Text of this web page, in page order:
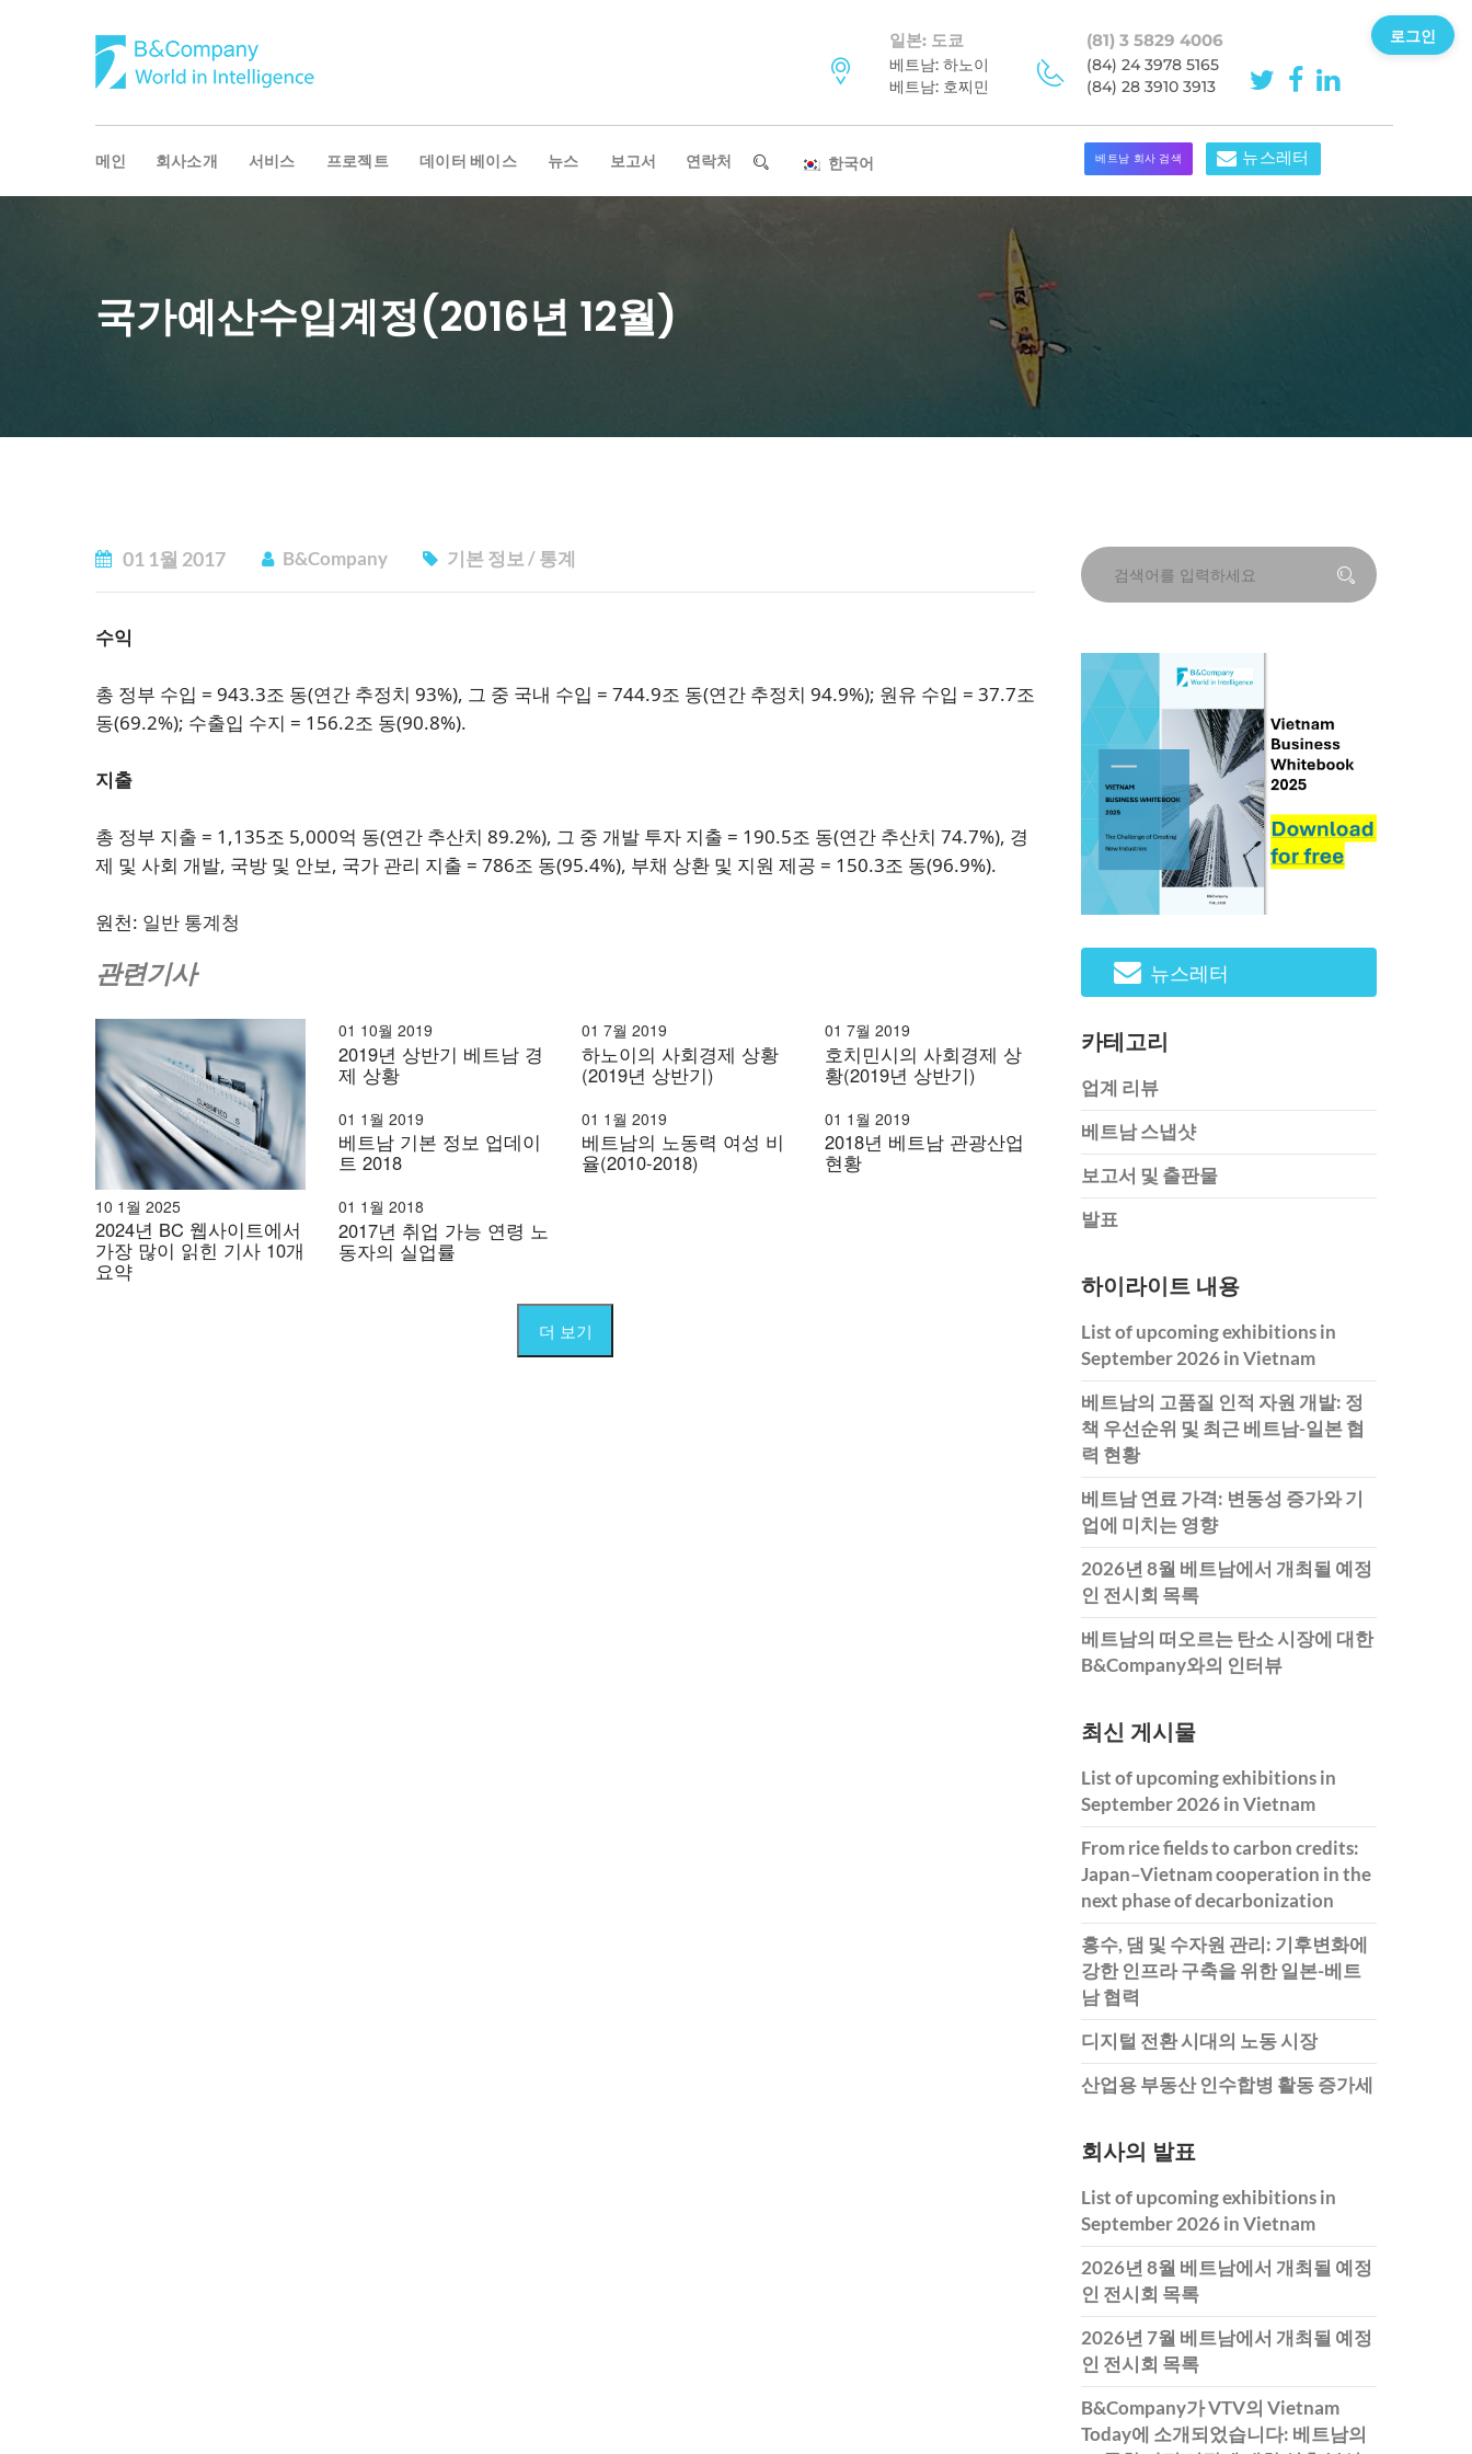
일본: 도쿄
베트남: 하노이
베트남: 호찌민
(81) 3 5829 4006
(84) 24 3978 5165
(84) 28 3910 3913
메인 회사소개 서비스 프로젝트 데이터 베이스 뉴스 보고서 연락처 한국어 베트남 회사 검색 뉴스레터
국가예산수입계정(2016년 12월)
01 1월 2017 B&Company 기본 정보 /통계
수익
총 정부 수입 = 943.3조 동(연간 추정치 93%), 그 중 국내 수입 = 744.9조 동(연간 추정치 94.9%); 원유 수입 = 37.7조
동(69.2%); 수출입 수지 = 156.2조 동(90.8%).
지출
총 정부 지출 = 1,135조 5,000억 동(연간 추산치 89.2%), 그 중 개발 투자 지출 = 190.5조 동(연간 추산치 74.7%), 경
제 및 사회 개발, 국방 및 안보, 국가 관리 지출 = 786조 동(95.4%), 부채 상환 및 지원 제공 = 150.3조 동(96.9%).
원천: 일반 통계청
관련기사
10 1월 2025
2024년 BC 웹사이트에서
가장 많이 읽힌 기사 10개
요약
01 10월 2019
2019년 상반기 베트남 경
제 상황
01 7월 2019
하노이의 사회경제 상황
(2019년 상반기)
01 7월 2019
호치민시의 사회경제 상
황(2019년 상반기)
01 1월 2019
베트남 기본 정보 업데이
트 2018
01 1월 2019
베트남의 노동력 여성 비
율(2010-2018)
01 1월 2019
2018년 베트남 관광산업
현황
01 1월 2018
2017년 취업 가능 연령 노
동자의 실업률
더 보기
뉴스레터
카테고리
업계 리뷰
베트남 스냅샷
보고서 및 출판물
발표
하이라이트 내용
List of upcoming exhibitions in
September 2026 in Vietnam
베트남의 고품질 인적 자원 개발: 정
책 우선순위 및 최근 베트남-일본 협
력 현황
베트남 연료 가격: 변동성 증가와 기
업에 미치는 영향
2026년 8월 베트남에서 개최될 예정
인 전시회 목록
베트남의 떠오르는 탄소 시장에 대한
B&Company와의 인터뷰
최신 게시물
List of upcoming exhibitions in
September 2026 in Vietnam
From rice fields to carbon credits:
Japan–Vietnam cooperation in the
next phase of decarbonization
홍수, 댐 및 수자원 관리: 기후변화에
강한 인프라 구축을 위한 일본-베트
남 협력
디지털 전환 시대의 노동 시장
산업용 부동산 인수합병 활동 증가세
회사의 발표
List of upcoming exhibitions in
September 2026 in Vietnam
2026년 8월 베트남에서 개최될 예정
인 전시회 목록
2026년 7월 베트남에서 개최될 예정
인 전시회 목록
B&Company가 VTV의 Vietnam
Today에 소개되었습니다: 베트남의
로그인